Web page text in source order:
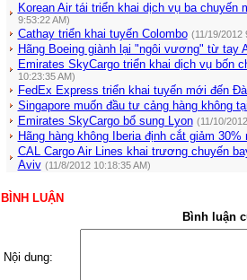
Korean Air tái triển khai dịch vụ ba chuyến
9:53:22 AM)
Cathay triển khai tuyến Colombo (11/19/2012
Hãng Boeing giành lại "ngôi vương" từ tay
Emirates SkyCargo triển khai dịch vụ bốn
10:23:35 AM)
FedEx Express triển khai tuyến mới đến
Singapore muốn đầu tư cảng hàng không
Emirates SkyCargo bổ sung Lyon (11/10/
Hãng hàng không Iberia định cắt giảm 30%
CAL Cargo Air Lines khai trương chuyến
Aviv (11/8/2012 10:18:35 AM)
BÌNH LUẬN
Bình luận
Nội dung: